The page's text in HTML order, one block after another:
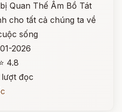
Quan Thế Âm Bồ Tát
cho tất cả chúng ta về
sống
2026
4.8
đọc